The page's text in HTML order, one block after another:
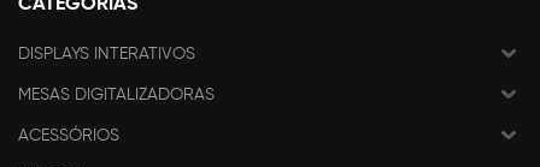
DISPLAYS INTERATIVOS
MESAS DIGITALIZADORAS
ACESSÓRIOS